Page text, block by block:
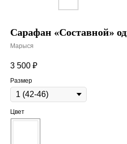
Сарафан «Составной»
Марыся
3 500 ₽
Размер
Цвет